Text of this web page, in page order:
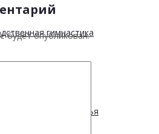
гимнастика
мужского здоровья
будет опубликован.